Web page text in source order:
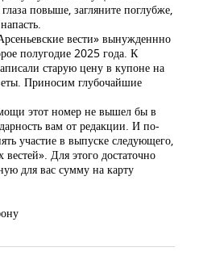
повыше, загляните поглубже,
вести» вынужденнно
полугодие 2025 года. К
старую цену в купоне на
Приносим глубочайшие
этот номер не вышел бы в
вам от редакции. И по-
участие в выпуске следующего,
Для этого достаточно
для вас сумму на карту